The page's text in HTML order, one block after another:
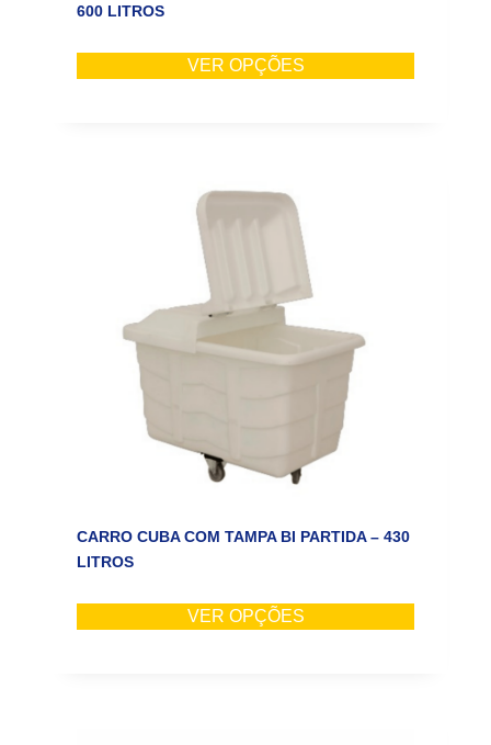
600 LITROS
VER OPÇÕES
CARRO CUBA COM TAMPA BI PARTIDA – 430
LITROS
VER OPÇÕES